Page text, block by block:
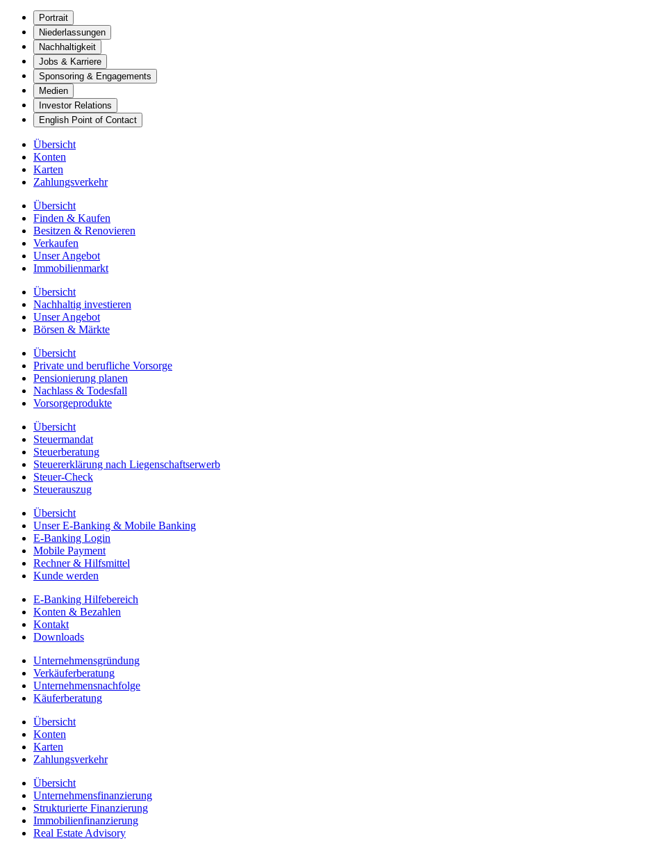
Portrait
Niederlassungen
Nachhaltigkeit
Jobs & Karriere
Sponsoring & Engagements
Medien
Investor Relations
English Point of Contact
Übersicht
Konten
Karten
Zahlungsverkehr
Übersicht
Finden & Kaufen
Besitzen & Renovieren
Verkaufen
Unser Angebot
Immobilienmarkt
Übersicht
Nachhaltig investieren
Unser Angebot
Börsen & Märkte
Übersicht
Private und berufliche Vorsorge
Pensionierung planen
Nachlass & Todesfall
Vorsorgeprodukte
Übersicht
Steuermandat
Steuerberatung
Steuererklärung nach Liegenschaftserwerb
Steuer-Check
Steuerauszug
Übersicht
Unser E-Banking & Mobile Banking
E-Banking Login
Mobile Payment
Rechner & Hilfsmittel
Kunde werden
E-Banking Hilfebereich
Konten & Bezahlen
Kontakt
Downloads
Unternehmensgründung
Verkäuferberatung
Unternehmensnachfolge
Käuferberatung
Übersicht
Konten
Karten
Zahlungsverkehr
Übersicht
Unternehmensfinanzierung
Strukturierte Finanzierung
Immobilienfinanzierung
Real Estate Advisory